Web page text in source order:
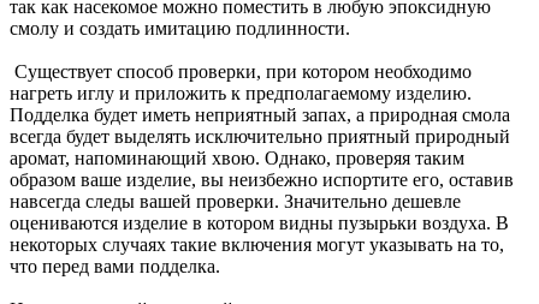
так как насекомое можно поместить в любую эпоксидную
смолу и создать имитацию подлинности.
Существует способ проверки, при котором необходимо
нагреть иглу и приложить к предполагаемому изделию.
Подделка будет иметь неприятный запах, а природная смола
всегда будет выделять исключительно приятный природный
аромат, напоминающий хвою. Однако, проверяя таким
образом ваше изделие, вы неизбежно испортите его, оставив
навсегда следы вашей проверки. Значительно дешевле
оцениваются изделие в котором видны пузырьки воздуха. В
некоторых случаях такие включения могут указывать на то,
что перед вами подделка.